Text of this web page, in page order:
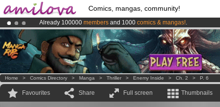
Comics, mangas, community!
Already 100000 members and 1000 comics & mangas!.
AmilovaKickstarter is now LIVE!.
Premium membership from3.95 euros per month !Get membership
Home > Comics Directory > Manga > Thriller > Enemy Inside > Ch. 2 > P. 6
Favourites Share Full screen Thumbnails